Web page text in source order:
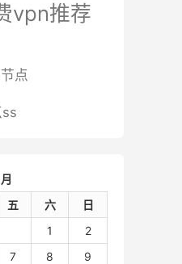
vpn推荐
点
五 六
日
1
2
7 8
9